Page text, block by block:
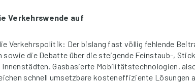
Verkehrswende auf
Verkehrspolitik: Der bislang fast völlig fehlende
sowie die Debatte über die steigende Feinstaub-,
Gasbasierte Mobilitätstechnologien, also
schnell umsetzbare kosteneffiziente Lösungen